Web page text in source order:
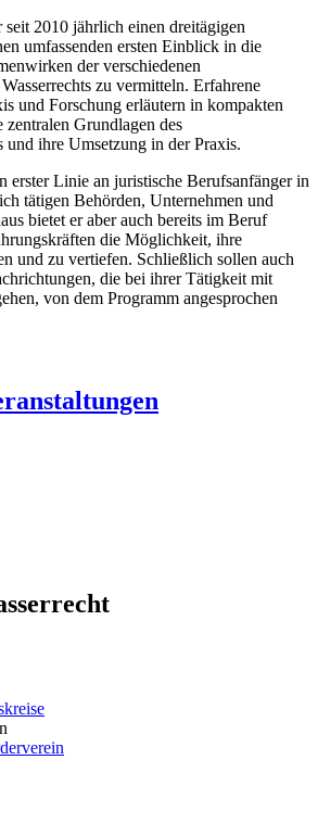
seit 2010 jährlich einen dreitägigen
umfassenden ersten Einblick in die
der verschiedenen
zu vermitteln. Erfahrene
und Forschung erläutern in kompakten
Grundlagen des
und ihre Umsetzung in der Praxis.
erster Linie an juristische Berufsanfänger in
tätigen Behörden, Unternehmen und
bietet er aber auch bereits im Beruf
die Möglichkeit, ihre
und zu vertiefen. Schließlich sollen auch
die bei ihrer Tätigkeit mit
von dem Programm angesprochen